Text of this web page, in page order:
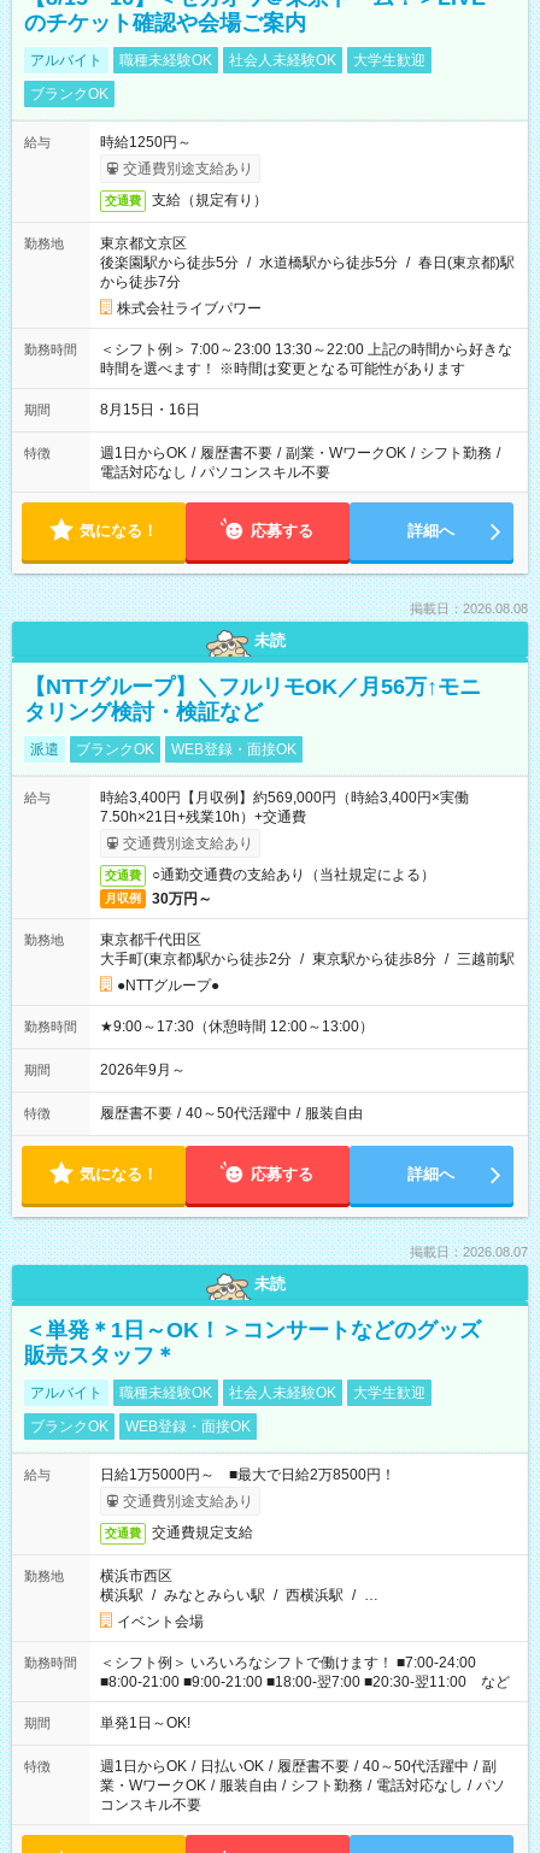
のチケット確認や会場ご案内
アルバイト 職種未経験OK 社会人未経験OK
大学生歓迎
ブランクOK
給与
時給1250円～
交通費別途支給あり
交通費 支給（規定有り）
勤務地
東京都文京区
後楽園駅から徒歩5分 / 水道橋駅から徒歩5分 / 春日(東京都)駅
から徒歩7分
株式会社ライブパワー
勤務時間
＜シフト例＞ 7:00～23:00 13:30～22:00 上記の時間から好きな
時間を選べます！ ※時間は変更となる可能性があります
期間 8月15日・16日
特徴 週1日からOK / 履歴書不要 / 副業・WワークOK / シフト勤務 /
電話対応なし / パソコンスキル不要
気になる！ 応募する 詳細へ
掲載日：2026.08.08
未読
【NTTグループ】＼フルリモOK／月56万↑モニ
タリング検討・検証など
派遣 ブランクOK WEB登録・面接OK
給与
時給3,400円【月収例】約569,000円（時給3,400円×実働
7.50h×21日+残業10h）+交通費
交通費別途支給あり
交通費 ○通勤交通費の支給あり（当社規定による）
月収例 30万円～
勤務地
東京都千代田区
大手町(東京都)駅から徒歩2分 / 東京駅から徒歩8分 / 三越前駅
●NTTグループ●
勤務時間 ★9:00～17:30（休憩時間 12:00～13:00）
期間 2026年9月～
特徴 履歴書不要 / 40～50代活躍中 / 服装自由
気になる！ 応募する 詳細へ
掲載日：2026.08.07
未読
＜単発＊1日～OK！＞コンサートなどのグッズ
販売スタッフ＊
アルバイト 職種未経験OK 社会人未経験OK
大学生歓迎
ブランクOK
WEB登録・面接OK
給与
日給1万5000円～ ■最大で日給2万8500円！
交通費別途支給あり
交通費 交通費規定支給
勤務地
横浜市西区
横浜駅 / みなとみらい駅 / 西横浜駅 / …
イベント会場
勤務時間
＜シフト例＞ いろいろなシフトで働けます！ ■7:00-24:00
■8:00-21:00 ■9:00-21:00 ■18:00-翌7:00 ■20:30-翌11:00 など
期間 単発1日～OK!
特徴 週1日からOK / 日払いOK / 履歴書不要 / 40～50代活躍中 / 副
業・WワークOK / 服装自由 / シフト勤務 / 電話対応なし / パソ
コンスキル不要